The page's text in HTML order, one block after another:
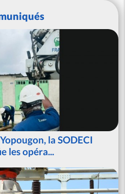
la SODECI
les opéra...